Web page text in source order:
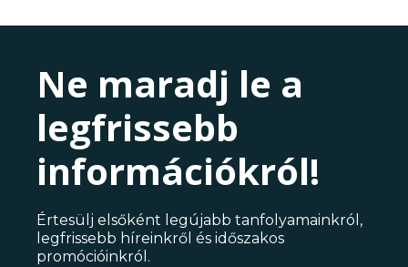
Ne maradj le a
legfrissebb
információkról!
Értesülj elsőként legújabb tanfolyamainkról,
legfrissebb híreinkről és időszakos
promócióinkról.